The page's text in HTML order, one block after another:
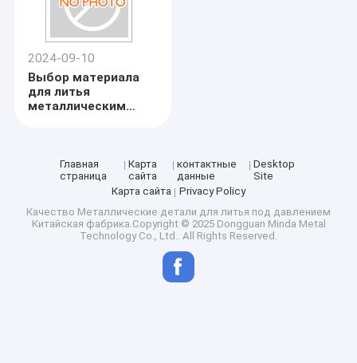
2024-09-10
Выбор материала
для литья
металлическим
Главная
страница
Карта
сайта
контактные
данные
Desktop
Site
Карта сайта
Privacy Policy
Качество Металлические детали для литья под давлением
Китайская фабрика.Copyright © 2025 Dongguan Minda Metal
Technology Co., Ltd.. All Rights Reserved.